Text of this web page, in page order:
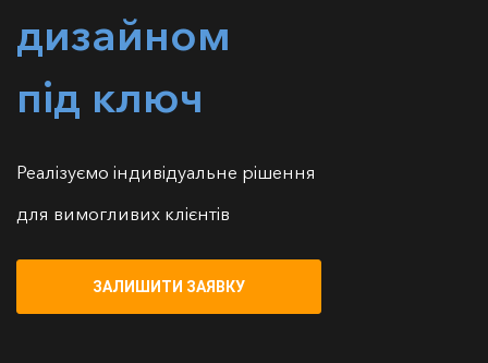
дизайном
під ключ
Реалізуємо індивідуальне рішення
для вимогливих клієнтів
ЗАЛИШИТИ ЗАЯВКУ